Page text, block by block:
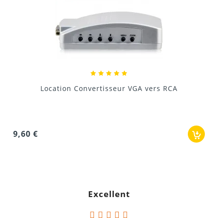
4K × 2K @ 60Hz
Location Convertisseur VGA vers RCA
9,60 €
Excellent